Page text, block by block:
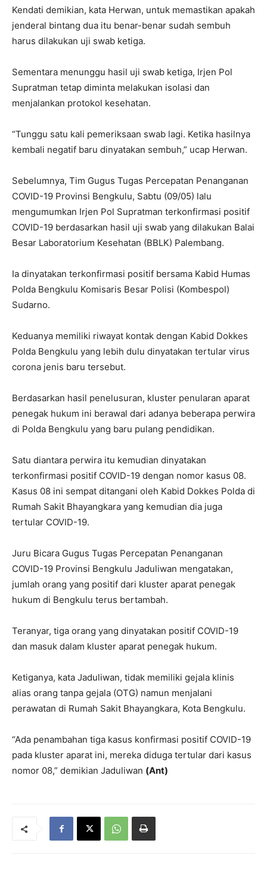
Kendati demikian, kata Herwan, untuk memastikan apakah
jenderal bintang dua itu benar-benar sudah sembuh
harus dilakukan uji swab ketiga.
Sementara menunggu hasil uji swab ketiga, Irjen Pol
Supratman tetap diminta melakukan isolasi dan
menjalankan protokol kesehatan.
“Tunggu satu kali pemeriksaan swab lagi. Ketika hasilnya
kembali negatif baru dinyatakan sembuh,” ucap Herwan.
Sebelumnya, Tim Gugus Tugas Percepatan Penanganan
COVID-19 Provinsi Bengkulu, Sabtu (09/05) lalu
mengumumkan Irjen Pol Supratman terkonfirmasi positif
COVID-19 berdasarkan hasil uji swab yang dilakukan Balai
Besar Laboratorium Kesehatan (BBLK) Palembang.
Ia dinyatakan terkonfirmasi positif bersama Kabid Humas
Polda Bengkulu Komisaris Besar Polisi (Kombespol)
Sudarno.
Keduanya memiliki riwayat kontak dengan Kabid Dokkes
Polda Bengkulu yang lebih dulu dinyatakan tertular virus
corona jenis baru tersebut.
Berdasarkan hasil penelusuran, kluster penularan aparat
penegak hukum ini berawal dari adanya beberapa perwira
di Polda Bengkulu yang baru pulang pendidikan.
Satu diantara perwira itu kemudian dinyatakan
terkonfirmasi positif COVID-19 dengan nomor kasus 08.
Kasus 08 ini sempat ditangani oleh Kabid Dokkes Polda di
Rumah Sakit Bhayangkara yang kemudian dia juga
tertular COVID-19.
Juru Bicara Gugus Tugas Percepatan Penanganan
COVID-19 Provinsi Bengkulu Jaduliwan mengatakan,
jumlah orang yang positif dari kluster aparat penegak
hukum di Bengkulu terus bertambah.
Teranyar, tiga orang yang dinyatakan positif COVID-19
dan masuk dalam kluster aparat penegak hukum.
Ketiganya, kata Jaduliwan, tidak memiliki gejala klinis
alias orang tanpa gejala (OTG) namun menjalani
perawatan di Rumah Sakit Bhayangkara, Kota Bengkulu.
“Ada penambahan tiga kasus konfirmasi positif COVID-19
pada kluster aparat ini, mereka diduga tertular dari kasus
nomor 08,” demikian Jaduliwan (Ant)